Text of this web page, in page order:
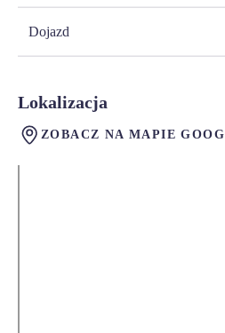
Dojazd
Lokalizacja
ZOBACZ NA MAPIE